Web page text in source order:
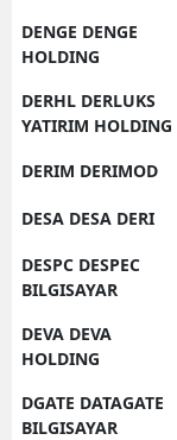
DENGE DENGE
HOLDING
DERHL DERLUKS
YATIRIM HOLDING
DERIM DERIMOD
DESA DESA DERI
DESPC DESPEC
BILGISAYAR
DEVA DEVA
HOLDING
DGATE DATAGATE
BILGISAYAR